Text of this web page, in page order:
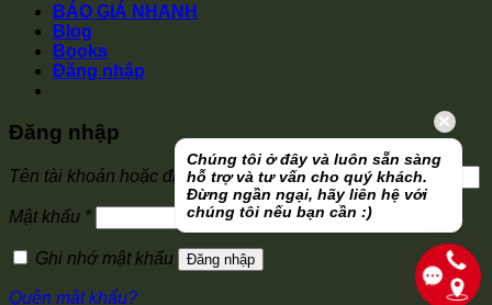
BÁO GIÁ NHANH
Blog
Books
Đăng nhập
Chúng tôi ở đây và luôn sẵn sàng
hỗ trợ và tư vấn cho quý khách.
Đừng ngần ngại, hãy liên hệ với
chúng tôi nếu bạn cần :)
Đăng nhập
Tên tài khoản hoặc địa chỉ email*Bắt
buộc
Mật khẩu *Bắt
buộc
Ghi nhớ mật khẩu
Đăng nhập
Quên mật khẩu?